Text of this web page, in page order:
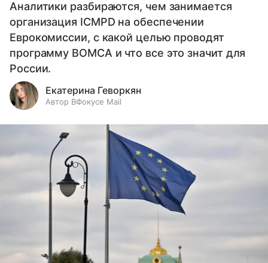
Аналитики разбираются, чем занимается
организация ICMPD на обеспечении
Еврокомиссии, с какой целью проводят
программу BOMCA и что все это значит для
России.
Екатерина Геворкян
Автор ВФокусе Mail